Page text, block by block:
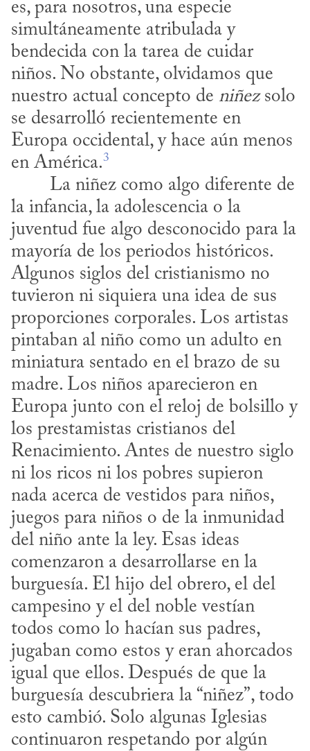
es, para nosotros, una especie
simultáneamente atribulada y
bendecida con la tarea de cuidar
niños. No obstante, olvidamos que
nuestro actual concepto de niñez solo
se desarrolló recientemente en
Europa occidental, y hace aún menos
en América.3
la infancia, la adolescencia o la
juventud fue algo desconocido para la
mayoría de los periodos históricos.
Algunos siglos del cristianismo no
tuvieron ni siquiera una idea de sus
proporciones corporales. Los artistas
pintaban al niño como un adulto en
miniatura sentado en el brazo de su
madre. Los niños aparecieron en
Europa junto con el reloj de bolsillo y
los prestamistas cristianos del
Renacimiento. Antes de nuestro siglo
ni los ricos ni los pobres supieron
nada acerca de vestidos para niños,
juegos para niños o de la inmunidad
del niño ante la ley. Esas ideas
comenzaron a desarrollarse en la
burguesía. El hijo del obrero, el del
campesino y el del noble vestían
todos como lo hacían sus padres,
jugaban como estos y eran ahorcados
igual que ellos. Después de que la
burguesía descubriera la “niñez”, todo
esto cambió. Solo algunas Iglesias
continuaron respetando por algún